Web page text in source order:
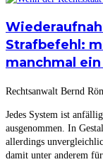
Strafbefehl:
manchmal
Rechtsanwalt Bernd
Jedes System ist
ausgenommen. In
allerdings
damit unter anderem